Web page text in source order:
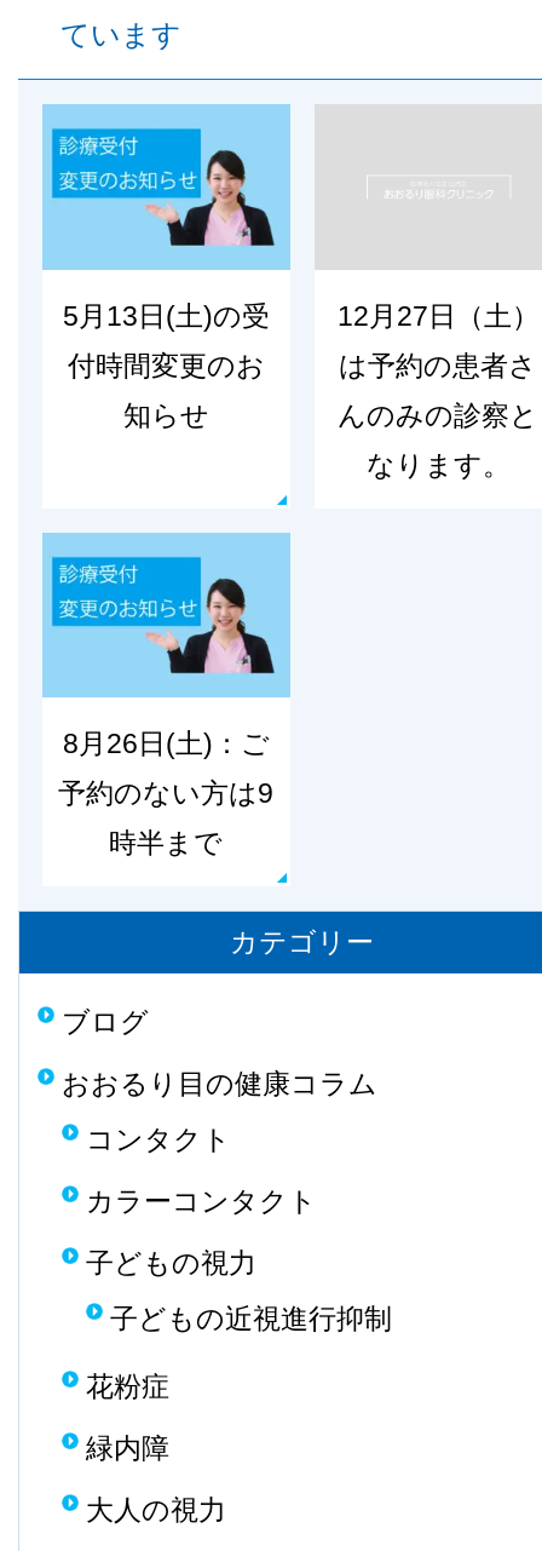
ています
5月13日(土)の受
付時間変更のお
知らせ
12月27日（土）
は予約の患者さ
んのみの診察と
なります。
8月26日(土)：ご
予約のない方は9
時半まで
カテゴリー
ブログ
おおるり目の健康コラム
コンタクト
カラーコンタクト
子どもの視力
子どもの近視進行抑制
花粉症
緑内障
大人の視力